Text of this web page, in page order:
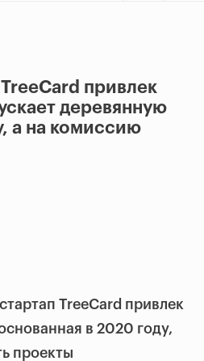
привлек
деревянную
а на комиссию
TreeCard привлек
в 2020 году,
проекты